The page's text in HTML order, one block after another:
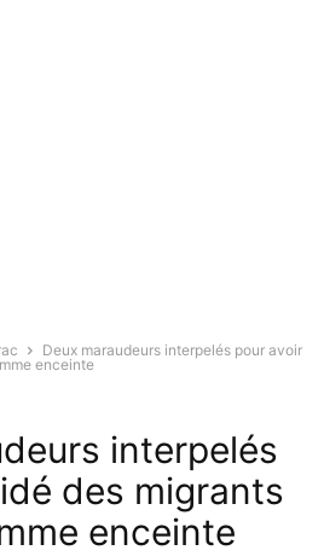
Deux maraudeurs interpelés pour avoir
enceinte
interpelés
des migrants
enceinte